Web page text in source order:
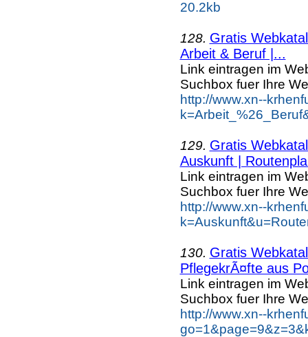
20.2kb
128. Gratis
Arbeit & Beruf |...
Link eintragen im
Suchbox fuer Ihre
http://www.xn--
129. Gratis
Auskunft |
Link eintragen im
Suchbox fuer Ihre
http://www.xn--
130. Gratis
PflegekrÃ¤fte aus
Link eintragen im
Suchbox fuer Ihre
http://www.xn--